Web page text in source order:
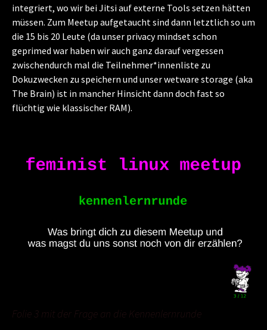
integriert, wo wir bei Jitsi auf externe Tools setzen hätten
müssen. Zum Meetup aufgetaucht sind dann letztlich so um
die 15 bis 20 Leute (da unser privacy mindset schon
geprimed war haben wir auch ganz darauf vergessen
zwischendurch mal die Teilnehmer*innenliste zu
Dokuzwecken zu speichern und unser wetware storage (aka
The Brain) ist in mancher Hinsicht dann doch fast so
flüchtig wie klassischer RAM).
Folie 3 mit der Frage an die Kennenlernrunde